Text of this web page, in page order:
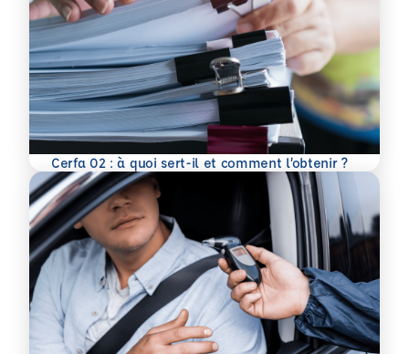
Cerfa 02 : à quoi sert-il et comment l’obtenir ?
En savoir plus